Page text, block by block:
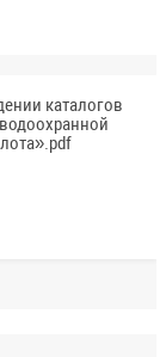
каталогов